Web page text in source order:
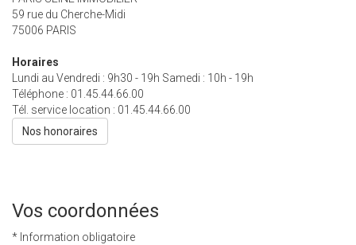
59 rue du Cherche-Midi
75006 PARIS
Horaires
Lundi au Vendredi : 9h30 - 19h Samedi : 10h - 19h
Téléphone : 01.45.44.66.00
Tél. service location : 01.45.44.66.00
Nos honoraires
Vos coordonnées
* Information obligatoire